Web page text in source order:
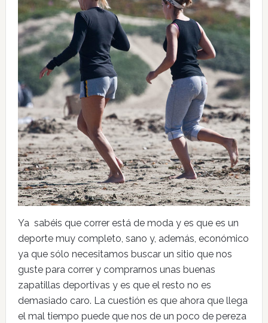
Ya sabéis que correr está de moda y es que es un
deporte muy completo, sano y, además, económico
ya que sólo necesitamos buscar un sitio que nos
guste para correr y comprarnos unas buenas
zapatillas deportivas y es que el resto no es
demasiado caro. La cuestión es que ahora que llega
el mal tiempo puede que nos de un poco de pereza